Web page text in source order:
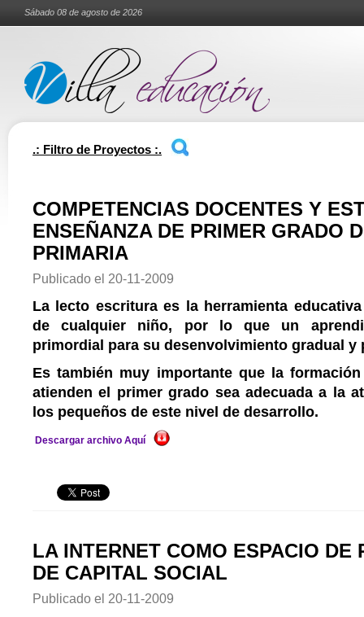
Sábado 08 de agosto de 2026
.: Filtro de Proyectos :.
COMPETENCIAS DOCENTES Y
ENSEÑANZA DE PRIMER GRADO
PRIMARIA
Publicado el 20-11-2009
La lecto escritura es la herramienta
de cualquier niño, por lo que un
primordial para su desenvolvimiento gradual y
Es también muy importante que la
atienden el primer grado sea adecuada a la
los pequeños de este nivel de desarrollo.
Descargar archivo Aquí
LA INTERNET COMO ESPACIO DE
DE CAPITAL SOCIAL
Publicado el 20-11-2009